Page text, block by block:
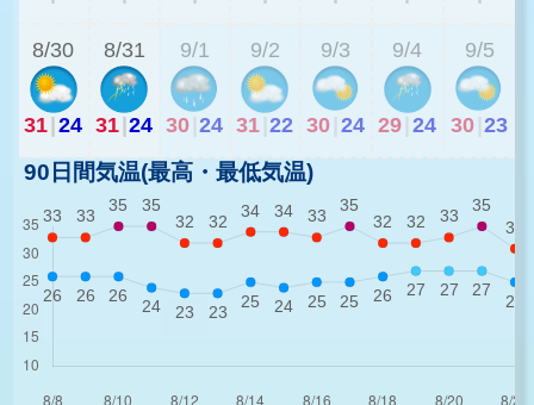
8/30
31|24
8/31
31|24
9/1
30 24
9/2
31 22
9/3
30 24
9/4
29 24
9/5
30 23
90日間気温(最高・最低気温)